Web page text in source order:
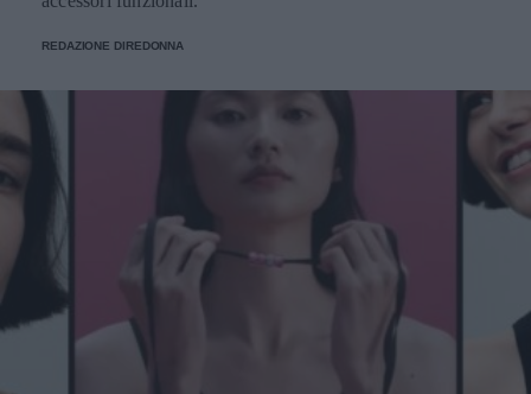
REDAZIONE DIREDONNA